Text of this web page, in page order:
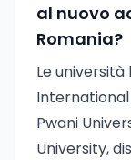
al nuovo
Romania?
Le
Pwani
University,